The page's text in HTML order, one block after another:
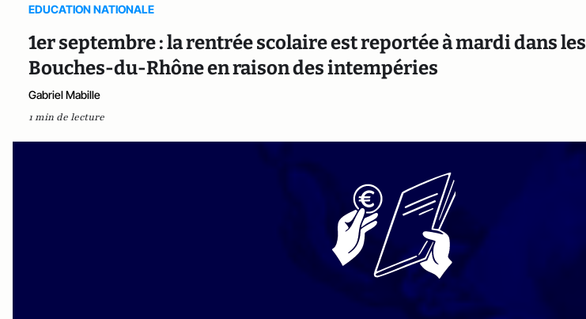
EDUCATION NATIONALE
1er septembre : la rentrée scolaire est reportée à mardi dans les
Bouches-du-Rhône en raison des intempéries
Gabriel Mabille
1 min de lecture